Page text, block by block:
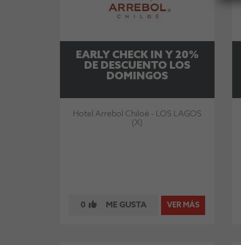
EARLY CHECK IN Y 20%
DE DESCUENTO LOS
DOMINGOS
Hotel Arrebol Chiloé - LOS LAGOS
(X)
0 ME GUSTA VER MÁS